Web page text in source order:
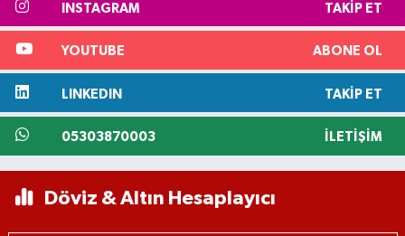
INSTAGRAM TAKIP ET
YOUTUBE ABONE OL
LINKEDIN TAKIP ET
05303870003 İLETIŞIM
Döviz & Altın Hesaplayıcı